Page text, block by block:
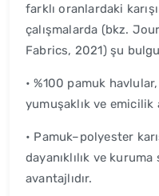
farklı oranlardaki
çalışmalarda (bkz.
Fabrics, 2021) şu
• %100 pamuk
yumuşaklık ve emicilik
• Pamuk–polyester
dayanıklılık ve
avantajlıdır.